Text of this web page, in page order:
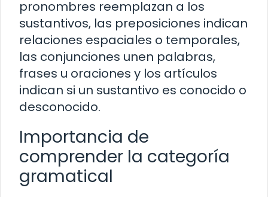
pronombres reemplazan a los
sustantivos, las preposiciones indican
relaciones espaciales o temporales,
las conjunciones unen palabras,
frases u oraciones y los artículos
indican si un sustantivo es conocido o
desconocido.
Importancia de
comprender la categoría
gramatical